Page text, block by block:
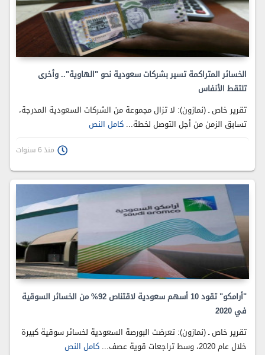
الخسائر المتراكمة تسير بشركات سعودية نحو "الهاوية".. وأخرى
تلتقط الأنفاس
تقرير خاص ـ (نمازون): لا تزال مجموعة من الشركات السعودية المدرجة،
تسابق الزمن من أجل التوصل لخطة...كامل النص
منذ 6 سنوات
"أرامكو" تقود 10 أسهم سعودية لاقتناص 92% من الخسائر السوقية
في 2020
تقرير خاص ـ (نمازون): تعرضت البورصة السعودية لخسائر سوقية كبيرة
خلال عام 2020، وسط تراجعات قوية عصف...
كامل النص